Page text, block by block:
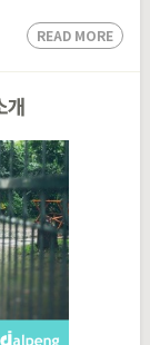
READ MORE
개